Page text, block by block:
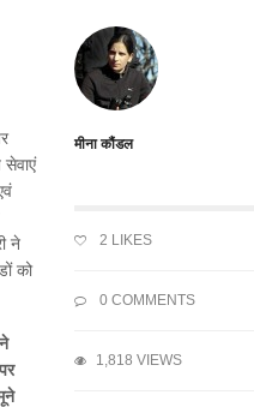
मीना कौंडल
2 LIKES
0 COMMENTS
1,818 VIEWS
सेवाएं
ने
को